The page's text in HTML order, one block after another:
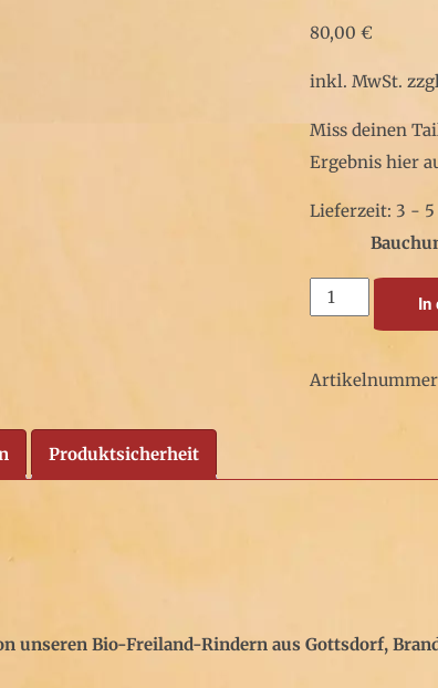
80,00 €
inkl. MwSt.
Miss deinen
Ergebnis hier
Lieferzeit: 3 - 5
Welsh
Grün
In
Produktsicherheit
unseren Bio-Freiland-Rindern aus Gottsdorf,